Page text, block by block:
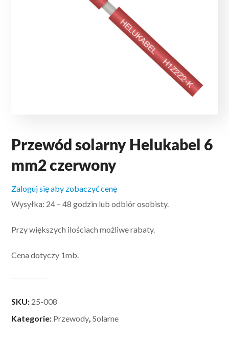
Przewód solarny Helukabel 6
mm2 czerwony
Zaloguj się aby zobaczyć cenę
Wysyłka: 24 – 48 godzin lub odbiór osobisty.
Przy większych ilościach możliwe rabaty.
Cena dotyczy 1mb.
SKU: 25-008
Kategorie: Przewody ,Solarne